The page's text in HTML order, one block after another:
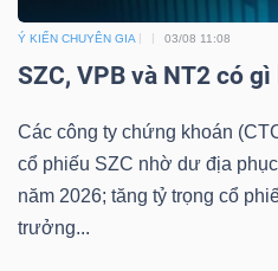
Ý KIẾN CHUYÊN GIA 03/08 11:08
SZC, VPB và NT2 có gì
Các công ty chứng khoán
cổ phiếu SZC nhờ dư địa
năm 2026; tăng tỷ trọng cổ
trưởng...